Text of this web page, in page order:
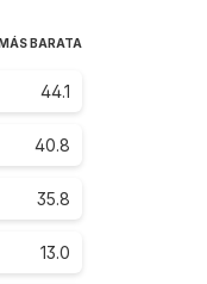
BARATA
44.1
40.8
35.8
13.0